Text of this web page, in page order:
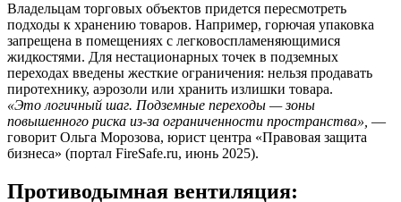
Владельцам торговых объектов придется пересмотреть
подходы к хранению товаров. Например, горючая упаковка
запрещена в помещениях с легковоспламеняющимися
жидкостями. Для нестационарных точек в подземных
переходах введены жесткие ограничения: нельзя продавать
пиротехнику, аэрозоли или хранить излишки товара.
«Это логичный шаг. Подземные переходы — зоны
повышенного риска из-за ограниченности пространства», —
говорит Ольга Морозова, юрист центра «Правовая защита
бизнеса» (портал FireSafe.ru, июнь 2025).
Противодымная вентиляция: